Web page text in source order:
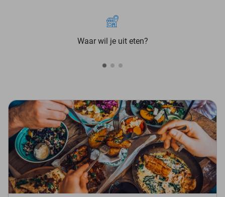
Waar wil je uit eten?